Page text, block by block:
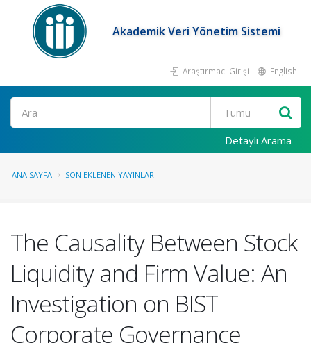
Akademik Veri Yönetim Sistemi
Araştırmacı Girişi English
Ara
Detaylı Arama
ANA SAYFA SON EKLENEN YAYINLAR
The Causality Between Stock
Liquidity and Firm Value: An
Investigation on BIST
Corporate Governance